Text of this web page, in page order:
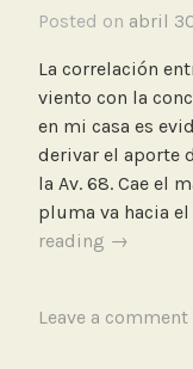
Posted on abril
La correlación
viento con la
en mi casa es
derivar el aporte
la Av. 68. Cae el
pluma va hacia
reading
dirección
→
T
Leave a comment